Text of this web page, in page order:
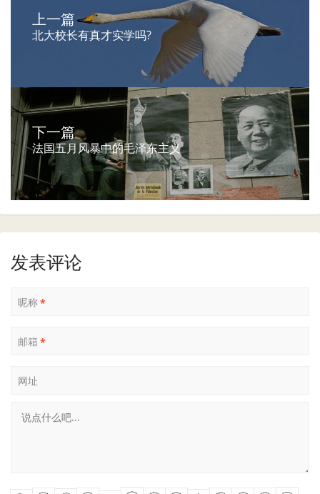
上一篇
北大校长有真才实学吗?
下一篇
法国五月风暴中的毛泽东主义
发表评论
昵称*
邮箱 *
网址